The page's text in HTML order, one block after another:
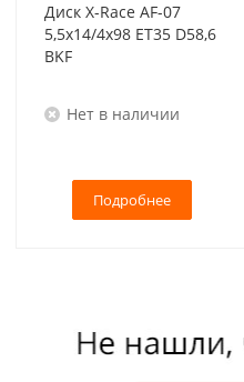
Диск X-Race AF-07
5,5x14/4x98 ET35 D58,6
BKF
Нет в наличии
Подробнее